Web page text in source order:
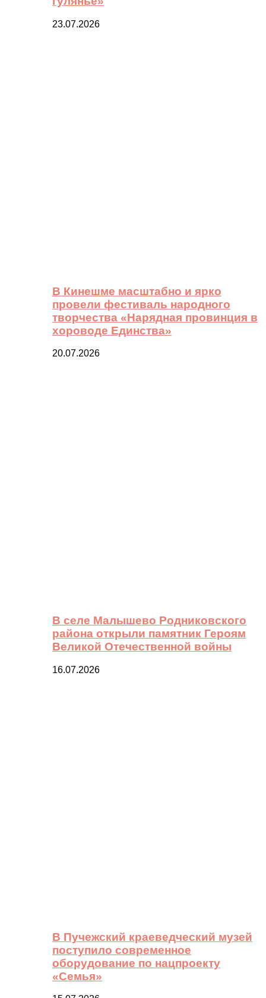
23.07.2026
В Кинешме масштабно и ярко
провели фестиваль народного
творчества «Нарядная провинция в
хороводе Единства»
20.07.2026
В селе Малышево Родниковского
района открыли памятник Героям
Великой Отечественной войны
16.07.2026
В Пучежский краеведческий музей
поступило современное
оборудование по нацпроекту
«Семья»